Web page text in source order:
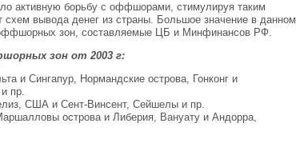
активную борьбу с оффшорами, стимулируя таким
схем вывода денег из страны. Большое значение в данном
зон, составляемые ЦБ и Минфинансов РФ.
зон от 2003 г:
и Сингапур, Нормандские острова, Гонконг и
пр.
США и Сент-Винсент, Сейшелы и пр.
острова и Либерия, Вануату и Андорра,